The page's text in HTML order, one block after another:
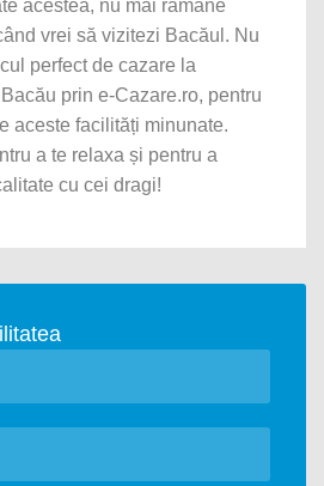
acestea, nu mai rămâne
vrei să vizitezi Bacăul. Nu
perfect de cazare la
prin e-Cazare.ro, pentru
aceste facilități minunate.
a te relaxa și pentru a
cu cei dragi!